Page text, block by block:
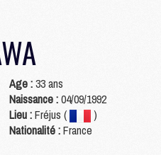
Age :33 ans
Naissance :04/09/1992
Lieu :Fréjus (
)
Nationalité :France